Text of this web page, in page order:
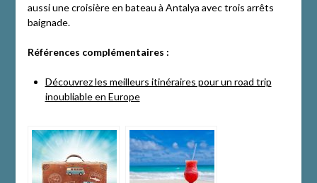
aussi une croisière en bateau à Antalya avec trois arrêts
baignade.
Références complémentaires :
Découvrez les meilleurs itinéraires pour un road trip
inoubliable en Europe